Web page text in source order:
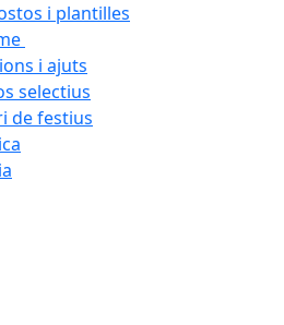
i plantilles
i ajuts
selectius
de festius